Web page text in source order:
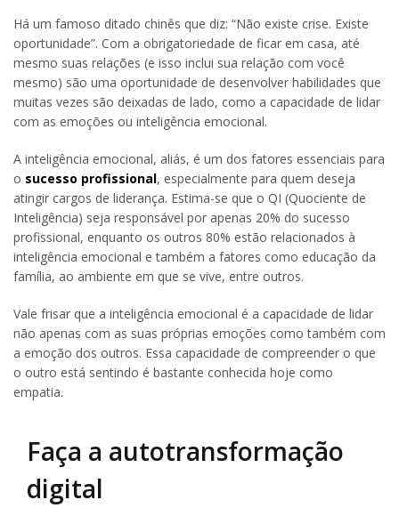
Há um famoso ditado chinês que diz: “Não existe crise. Existe
oportunidade”. Com a obrigatoriedade de ficar em casa, até
mesmo suas relações (e isso inclui sua relação com você
mesmo) são uma oportunidade de desenvolver habilidades que
muitas vezes são deixadas de lado, como a capacidade de lidar
com as emoções ou inteligência emocional.
A inteligência emocional, aliás, é um dos fatores essenciais para
o sucesso profissional, especialmente para quem deseja
atingir cargos de liderança. Estima-se que o QI (Quociente de
Inteligência) seja responsável por apenas 20% do sucesso
profissional, enquanto os outros 80% estão relacionados à
inteligência emocional e também a fatores como educação da
família, ao ambiente em que se vive, entre outros.
Vale frisar que a inteligência emocional é a capacidade de lidar
não apenas com as suas próprias emoções como também com
a emoção dos outros. Essa capacidade de compreender o que
o outro está sentindo é bastante conhecida hoje como
empatia.
Faça a autotransformação
digital